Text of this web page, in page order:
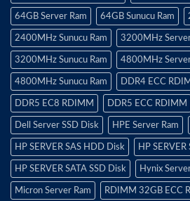
64GB Server Ram 64GB Sunucu Ram
2400MHz Sunucu Ram 3200MHz
3200MHz Sunucu Ram 4800MHz
4800MHz Sunucu Ram DDR4 ECC
DDR5 EC8 RDIMM DDR5 ECC RDIMM
Dell Server SSD Disk HPE Server Ram
HP SERVER SAS HDD Disk HP
HP SERVER SATA SSD Disk Hynix
Micron Server Ram RDIMM 32GB ECC